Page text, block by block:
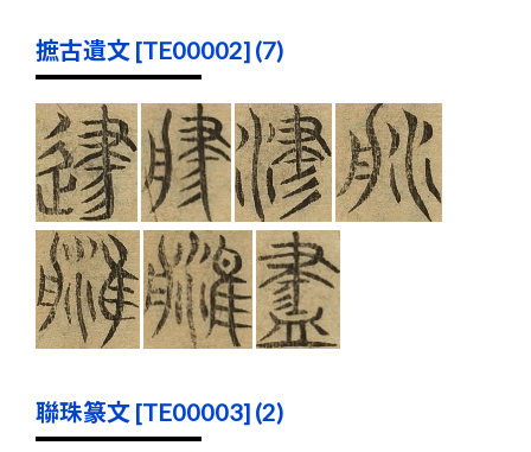
摭古遺文 [TE00002] (7)
聯珠篆文 [TE00003] (2)